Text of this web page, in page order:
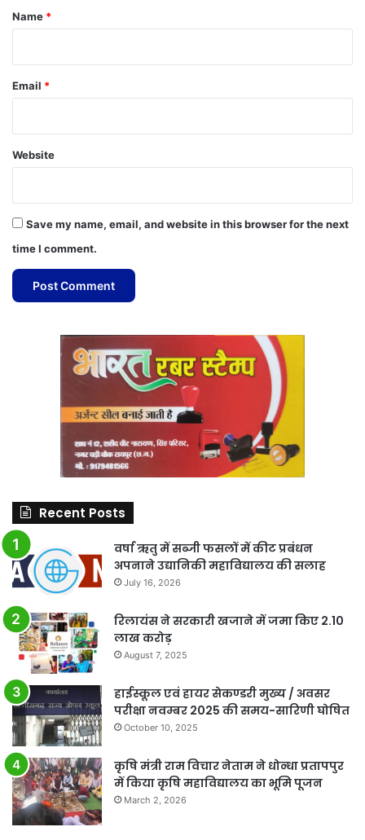
*
Name *
Email *
Website
Save my name, email, and website in this browser for the next
time I comment.
Recent Posts
वर्षा ऋतु में सब्जी फसलों में कीट प्रबंधन
अपनाने उद्यानिकी महाविद्यालय की सलाह
July 16, 2026
रिलायंस ने सरकारी खजाने में जमा किए 2.10
लाख करोड़
August 7, 2025
हाईस्कूल एवं हायर सेकण्डरी मुख्य / अवसर
परीक्षा नवम्बर 2025 की समय-सारिणी घोषित
October 10, 2025
कृषि मंत्री राम विचार नेताम ने धोन्धा प्रतापपुर
में किया कृषि महाविद्यालय का भूमि पूजन
March 2, 2026